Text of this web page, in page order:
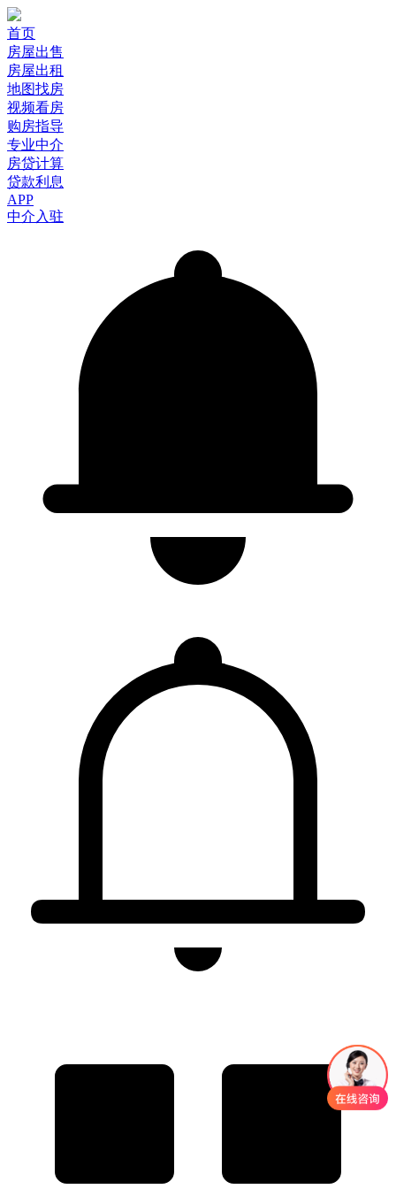
首页
房屋出售
房屋出租
地图找房
视频看房
购房指导
专业中介
房贷计算
贷款利息
APP
中介入驻